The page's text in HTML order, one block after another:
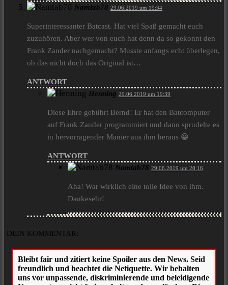
Namtab78 29.06.2019 um 19:34
Superinteressanter Batcast. Hat viel Spaß gemacht euch
zuzuhören. Aber wer von euch hat denn da so gekonnt den
Frank Zander nachgemacht? Musste anfangs echt überlegen,
ob das nicht doch das Original ist…
ANTWORT
Henning 29.06.2019 um 19:39
Diese Ehre gebührt Bernd! Er hat den Batcomputer
auf Frank Zander programmiert und dann sprudelte es
in hervorragender Manier aus ihm heraus 😀
ANTWORT
Namtab78 29.06.2019 um 20:16
Aha! War wirklich eine tolle Idee von ihm.
Dankesehr!
DEIN KOMMENTAR: